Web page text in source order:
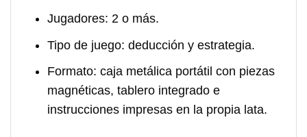
Jugadores: 2 o más.
Tipo de juego: deducción y estrategia.
Formato: caja metálica portátil con piezas
magnéticas, tablero integrado e
instrucciones impresas en la propia lata.